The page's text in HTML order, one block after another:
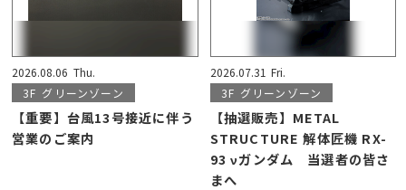
2026.08.06 Thu.
3F グリーンゾーン
【重要】台風13号接近に伴う
営業のご案内
2026.07.31 Fri.
3F グリーンゾーン
【抽選販売】METAL
STRUCTURE 解体匠機 RX-
93 νガンダム 当選者の皆さ
まへ